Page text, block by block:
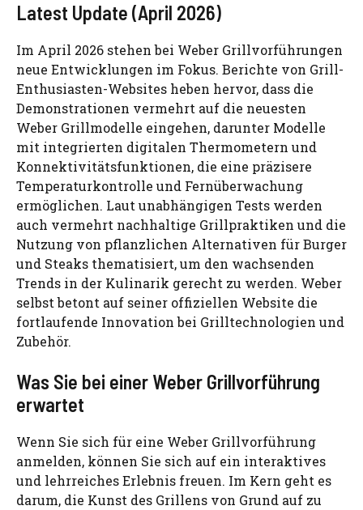
Latest Update (April 2026)
Im April 2026 stehen bei Weber Grillvorführungen
neue Entwicklungen im Fokus. Berichte von Grill-
Enthusiasten-Websites heben hervor, dass die
Demonstrationen vermehrt auf die neuesten
Weber Grillmodelle eingehen, darunter Modelle
mit integrierten digitalen Thermometern und
Konnektivitätsfunktionen, die eine präzisere
Temperaturkontrolle und Fernüberwachung
ermöglichen. Laut unabhängigen Tests werden
auch vermehrt nachhaltige Grillpraktiken und die
Nutzung von pflanzlichen Alternativen für Burger
und Steaks thematisiert, um den wachsenden
Trends in der Kulinarik gerecht zu werden. Weber
selbst betont auf seiner offiziellen Website die
fortlaufende Innovation bei Grilltechnologien und
Zubehör.
Was Sie bei einer Weber Grillvorführung
erwartet
Wenn Sie sich für eine Weber Grillvorführung
anmelden, können Sie sich auf ein interaktives
und lehrreiches Erlebnis freuen. Im Kern geht es
darum, die Kunst des Grillens von Grund auf zu